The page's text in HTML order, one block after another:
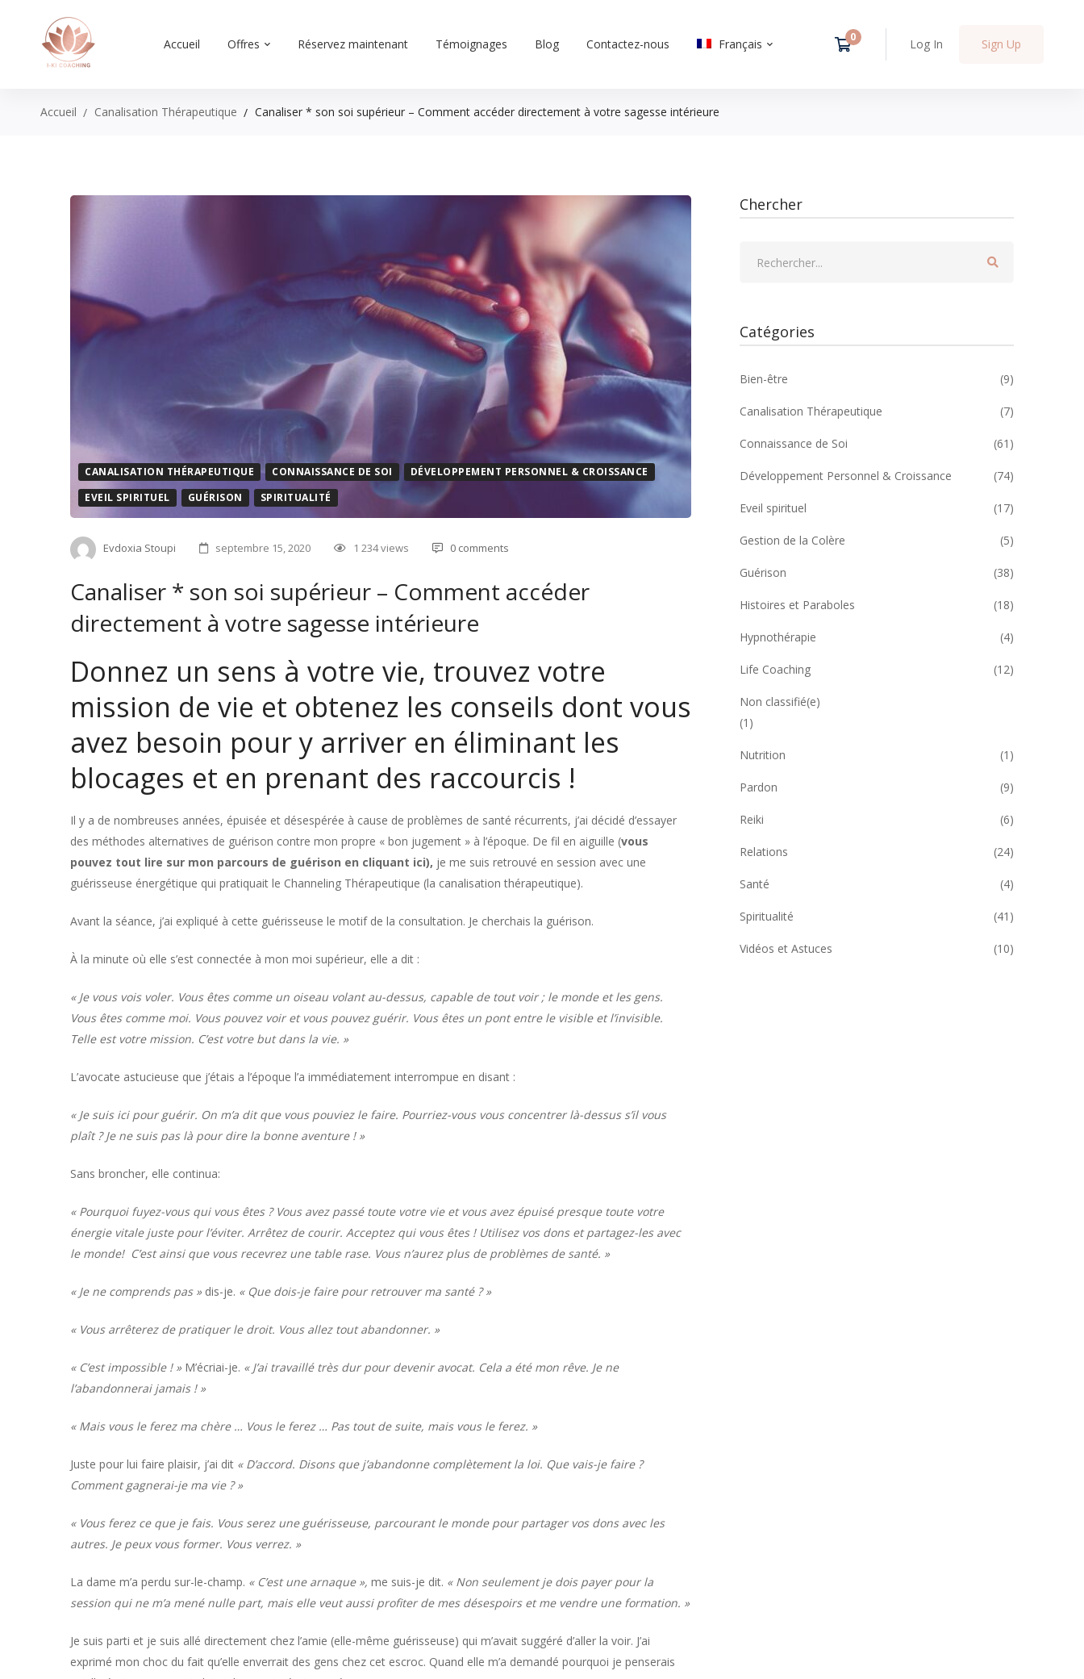
Accueil Offres Réservez maintenant Témoignages Blog Contactez-nous Français Log In Sign Up
Accueil Canalisation Thérapeutique Canaliser * son soi supérieur – Comment accéder directement à votre sagesse intérieure
CANALISATION THÉRAPEUTIQUE CONNAISSANCE DE SOI
DÉVELOPPEMENT PERSONNEL & CROISSANCE
EVEIL SPIRITUEL
GUÉRISON SPIRITUALITÉ
Evdoxia Stoupi septembre 15, 2020 1 234 views 0 comments
Canaliser * son soi supérieur – Comment accéder
directement à votre sagesse intérieure
Donnez un sens à votre vie, trouvez votre
mission de vie et obtenez les conseils dont vous
avez besoin pour y arriver en éliminant les
blocages et en prenant des raccourcis !
Il y a de nombreuses années, épuisée et désespérée à cause de problèmes de santé récurrents, j’ai décidé d’essayer
des méthodes alternatives de guérison contre mon propre « bon jugement » à l’époque. De fil en aiguille (vous
pouvez tout lire sur mon parcours de guérison en cliquant ici), je me suis retrouvé en session avec une
guérisseuse énergétique qui pratiquait le Channeling Thérapeutique (la canalisation thérapeutique).
Avant la séance, j’ai expliqué à cette guérisseuse le motif de la consultation. Je cherchais la guérison.
À la minute où elle s’est connectée à mon moi supérieur, elle a dit :
« Je vous vois voler. Vous êtes comme un oiseau volant au-dessus, capable de tout voir ; le monde et les gens.
Vous êtes comme moi. Vous pouvez voir et vous pouvez guérir. Vous êtes un pont entre le visible et l’invisible.
Telle est votre mission. C’est votre but dans la vie. »
L’avocate astucieuse que j’étais a l’époque l’a immédiatement interrompue en disant :
« Je suis ici pour guérir. On m’a dit que vous pouviez le faire. Pourriez-vous vous concentrer là-dessus s’il vous
plaît ? Je ne suis pas là pour dire la bonne aventure ! »
Sans broncher, elle continua:
« Pourquoi fuyez-vous qui vous êtes ? Vous avez passé toute votre vie et vous avez épuisé presque toute votre
énergie vitale juste pour l’éviter. Arrêtez de courir. Acceptez qui vous êtes ! Utilisez vos dons et partagez-les avec
le monde! C’est ainsi que vous recevrez une table rase. Vous n’aurez plus de problèmes de santé. »
« Je ne comprends pas »dis-je. « Que dois-je faire pour retrouver ma santé ? »
« Vous arrêterez de pratiquer le droit. Vous allez tout abandonner. »
« C’est impossible ! »M’écriai-je. « J’ai travaillé très dur pour devenir avocat. Cela a été mon rêve. Je ne
l’abandonnerai jamais ! »
« Mais vous le ferez ma chère … Vous le ferez … Pas tout de suite, mais vous le ferez. »
Juste pour lui faire plaisir, j’ai dit « D’accord. Disons que j’abandonne complètement la loi. Que vais-je faire ?
Comment gagnerai-je ma vie ? »
« Vous ferez ce que je fais. Vous serez une guérisseuse, parcourant le monde pour partager vos dons avec les
autres. Je peux vous former. Vous verrez. »
La dame m’a perdu sur-le-champ. « C’est une arnaque », me suis-je dit. « Non seulement je dois payer pour la
session qui ne m’a mené nulle part, mais elle veut aussi profiter de mes désespoirs et me vendre une formation. »
Je suis parti et je suis allé directement chez l’amie (elle-même guérisseuse) qui m’avait suggéré d’aller la voir. J’ai
exprimé mon choc du fait qu’elle enverrait des gens chez cet escroc. Quand elle m’a demandé pourquoi je penserais
Chercher
Catégories
Bien-être (9)
Canalisation Thérapeutique (7)
Connaissance de Soi (61)
Développement Personnel & Croissance (74)
Eveil spirituel (17)
Gestion de la Colère (5)
Guérison (38)
Histoires et Paraboles (18)
Hypnothérapie (4)
Life Coaching (12)
Non classifié(e)
(1)
Nutrition (1)
Pardon (9)
Reiki (6)
Relations (24)
Santé (4)
Spiritualité (41)
Vidéos et Astuces (10)